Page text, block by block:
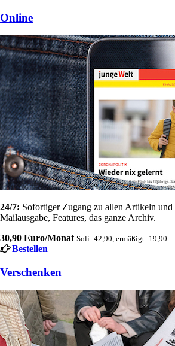
Online
24/7: Sofortiger Zugang zu allen Artikeln
Mailausgabe, Features, das ganze Archiv.
30,90 Euro/Monat Soli: 42,90, ermäßigt: 19,90
Bestellen
Verschenken